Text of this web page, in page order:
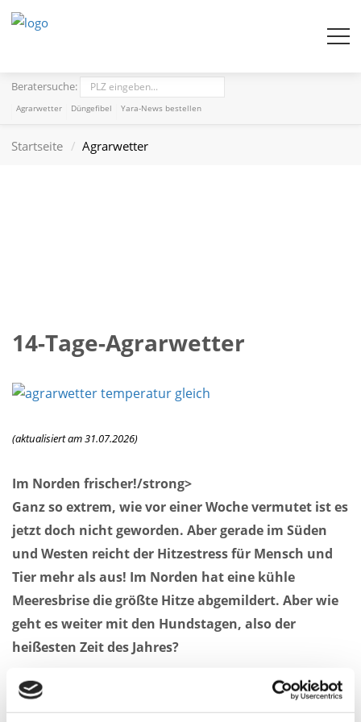
Beratersuche:
Agrarwetter Düngefibel Yara-News bestellen
Startseite Agrarwetter
14-Tage-Agrarwetter
(aktualisiert am 31.07.2026)
Im Norden frischer!/strong>
Ganz so extrem, wie vor einer Woche vermutet ist es
jetzt doch nicht geworden. Aber gerade im Süden
und Westen reicht der Hitzestress für Mensch und
Tier mehr als aus! Im Norden hat eine kühle
Meeresbrise die größte Hitze abgemildert. Aber wie
geht es weiter mit den Hundstagen, also der
heißesten Zeit des Jahres?
An diesem Wochenende tummeln sich in der Südhälfte
ein paar Hitzegewitter, die auch mal etwas heftiger